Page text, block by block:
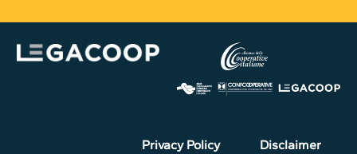
Privacy Policy
Disclaimer